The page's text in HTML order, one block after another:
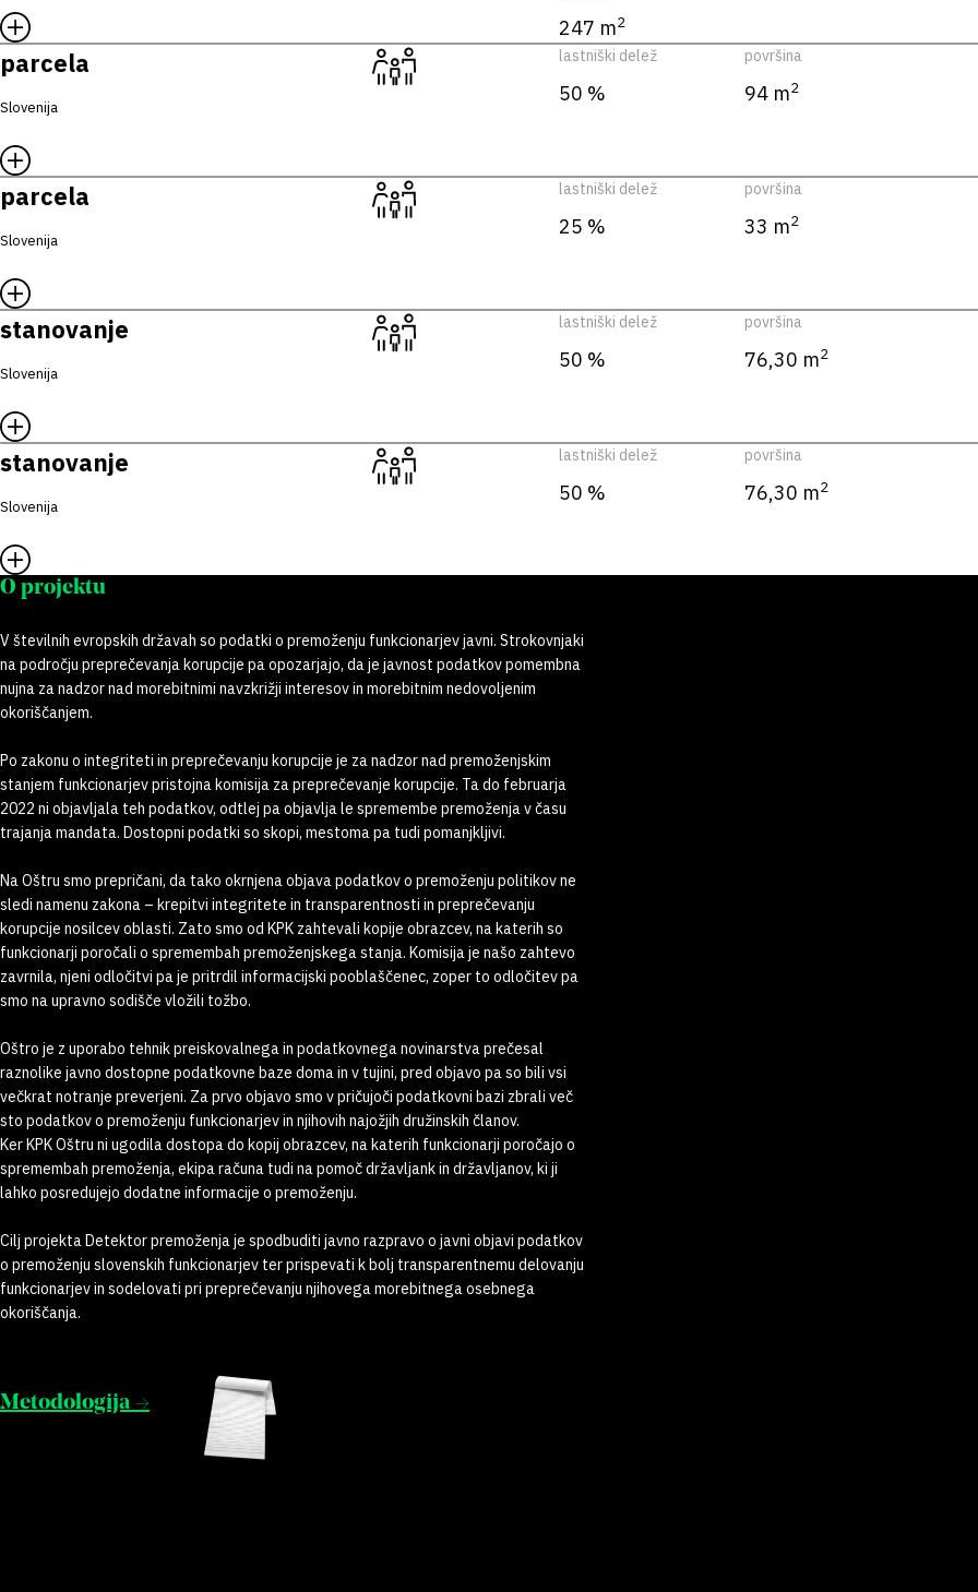
247 m2
parcela
Slovenija
lastniški delež
50 %
površina
94 m2
parcela
Slovenija
lastniški delež
25 %
površina
33 m2
stanovanje
Slovenija
lastniški delež
50 %
površina
76,30 m2
stanovanje
Slovenija
lastniški delež
50 %
površina
76,30 m2
O projektu
V številnih evropskih državah so podatki o premoženju funkcionarjev javni. Strokovnjaki
na področju preprečevanja korupcije pa opozarjajo, da je javnost podatkov pomembna
nujna za nadzor nad morebitnimi navzkrižji interesov in morebitnim nedovoljenim
okoriščanjem.
Po zakonu o integriteti in preprečevanju korupcije je za nadzor nad premoženjskim
stanjem funkcionarjev pristojna komisija za preprečevanje korupcije. Ta do februarja
2022 ni objavljala teh podatkov, odtlej pa objavlja le spremembe premoženja v času
trajanja mandata. Dostopni podatki so skopi, mestoma pa tudi pomanjkljivi.
Na Oštru smo prepričani, da tako okrnjena objava podatkov o premoženju politikov ne
sledi namenu zakona – krepitvi integritete in transparentnosti in preprečevanju
korupcije nosilcev oblasti. Zato smo od KPK zahtevali kopije obrazcev, na katerih so
funkcionarji poročali o spremembah premoženjskega stanja. Komisija je našo zahtevo
zavrnila, njeni odločitvi pa je pritrdil informacijski pooblaščenec, zoper to odločitev pa
smo na upravno sodišče vložili tožbo.
Oštro je z uporabo tehnik preiskovalnega in podatkovnega novinarstva prečesal
raznolike javno dostopne podatkovne baze doma in v tujini, pred objavo pa so bili vsi
večkrat notranje preverjeni. Za prvo objavo smo v pričujoči podatkovni bazi zbrali več
sto podatkov o premoženju funkcionarjev in njihovih najožjih družinskih članov.
Ker KPK Oštru ni ugodila dostopa do kopij obrazcev, na katerih funkcionarji poročajo o
spremembah premoženja, ekipa računa tudi na pomoč državljank in državljanov, ki ji
lahko posredujejo dodatne informacije o premoženju.
Cilj projekta Detektor premoženja je spodbuditi javno razpravo o javni objavi podatkov
o premoženju slovenskih funkcionarjev ter prispevati k bolj transparentnemu delovanju
funkcionarjev in sodelovati pri preprečevanju njihovega morebitnega osebnega
okoriščanja.
Metodologija →